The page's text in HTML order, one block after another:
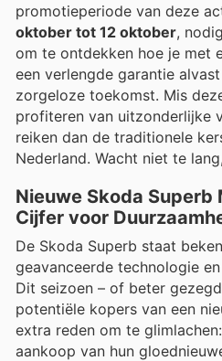
promotieperiode van deze
oktober tot 12 oktober,
om te ontdekken hoe je met
een verlengde garantie
zorgeloze toekomst. Mis
profiteren van uitzonderlijke
reiken dan de traditionele
Nederland. Wacht niet te
Nieuwe Skoda Superb
Cijfer voor
De Skoda Superb staat
geavanceerde technologie
Dit seizoen – of beter
potentiële kopers van een
extra reden om te glimlachen:
aankoop van hun